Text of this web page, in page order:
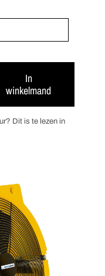
In
winkelmand
Dit is te lezen in